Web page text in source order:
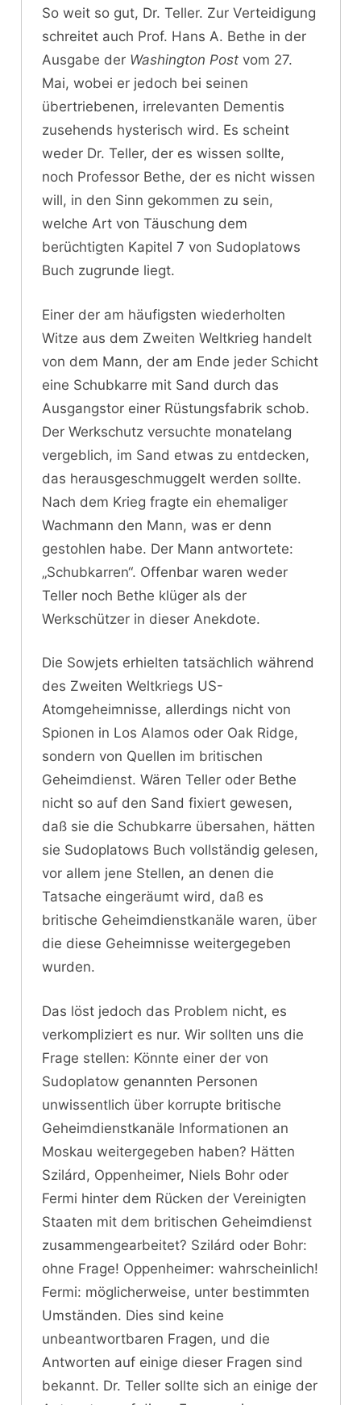
So weit so gut, Dr. Teller. Zur Verteidigung
schreitet auch Prof. Hans A. Bethe in der
Ausgabe der Washington Post vom 27.
Mai, wobei er jedoch bei seinen
übertriebenen, irrelevanten Dementis
zusehends hysterisch wird. Es scheint
weder Dr. Teller, der es wissen sollte,
noch Professor Bethe, der es nicht wissen
will, in den Sinn gekommen zu sein,
welche Art von Täuschung dem
berüchtigten Kapitel 7 von Sudoplatows
Buch zugrunde liegt.
Einer der am häufigsten wiederholten
Witze aus dem Zweiten Weltkrieg handelt
von dem Mann, der am Ende jeder Schicht
eine Schubkarre mit Sand durch das
Ausgangstor einer Rüstungsfabrik schob.
Der Werkschutz versuchte monatelang
vergeblich, im Sand etwas zu entdecken,
das herausgeschmuggelt werden sollte.
Nach dem Krieg fragte ein ehemaliger
Wachmann den Mann, was er denn
gestohlen habe. Der Mann antwortete:
„Schubkarren“. Offenbar waren weder
Teller noch Bethe klüger als der
Werkschützer in dieser Anekdote.
Die Sowjets erhielten tatsächlich während
des Zweiten Weltkriegs US-
Atomgeheimnisse, allerdings nicht von
Spionen in Los Alamos oder Oak Ridge,
sondern von Quellen im britischen
Geheimdienst. Wären Teller oder Bethe
nicht so auf den Sand fixiert gewesen,
daß sie die Schubkarre übersahen, hätten
sie Sudoplatows Buch vollständig gelesen,
vor allem jene Stellen, an denen die
Tatsache eingeräumt wird, daß es
britische Geheimdienstkanäle waren, über
die diese Geheimnisse weitergegeben
wurden.
Das löst jedoch das Problem nicht, es
verkompliziert es nur. Wir sollten uns die
Frage stellen: Könnte einer der von
Sudoplatow genannten Personen
unwissentlich über korrupte britische
Geheimdienstkanäle Informationen an
Moskau weitergegeben haben? Hätten
Szilárd, Oppenheimer, Niels Bohr oder
Fermi hinter dem Rücken der Vereinigten
Staaten mit dem britischen Geheimdienst
zusammengearbeitet? Szilárd oder Bohr:
ohne Frage! Oppenheimer: wahrscheinlich!
Fermi: möglicherweise, unter bestimmten
Umständen. Dies sind keine
unbeantwortbaren Fragen, und die
Antworten auf einige dieser Fragen sind
bekannt. Dr. Teller sollte sich an einige der